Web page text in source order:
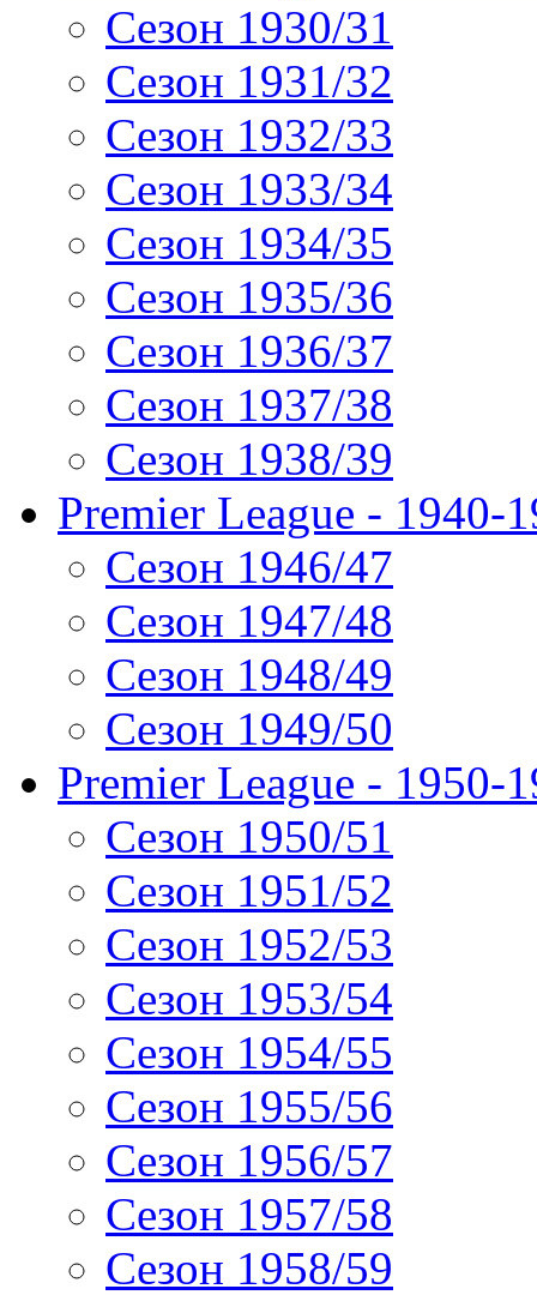
Сезон 1930/31
Сезон 1931/32
Сезон 1932/33
Сезон 1933/34
Сезон 1934/35
Сезон 1935/36
Сезон 1936/37
Сезон 1937/38
Сезон 1938/39
Premier League - 1940-
Сезон 1946/47
Сезон 1947/48
Сезон 1948/49
Сезон 1949/50
Premier League - 1950-
Сезон 1950/51
Сезон 1951/52
Сезон 1952/53
Сезон 1953/54
Сезон 1954/55
Сезон 1955/56
Сезон 1956/57
Сезон 1957/58
Сезон 1958/59